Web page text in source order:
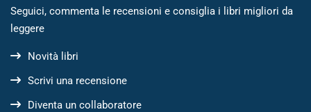
Seguici, commenta le recensioni e consiglia i libri migliori da
leggere
Novità libri
Scrivi una recensione
Diventa un collaboratore